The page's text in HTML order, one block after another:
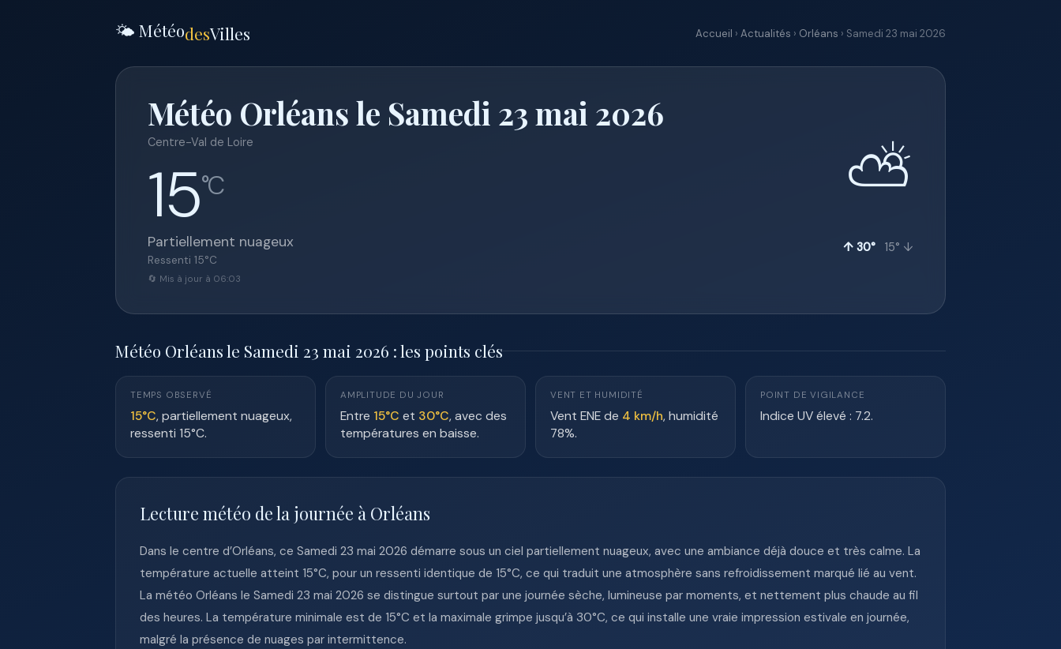
🌤️ MétéodesVilles Accueil › Actualités › Orléans › Samedi 23 mai 2026
Météo Orléans le Samedi 23 mai 2026
Centre-Val de Loire
15°C
Partiellement nuageux
Ressenti 15°C
🔄 Mis à jour à 06:03
⛅
↑ 30° 15° ↓
Météo Orléans le Samedi 23 mai 2026 : les points clés
TEMPS OBSERVÉ
15°C, partiellement nuageux,
ressenti 15°C.
AMPLITUDE DU JOUR
Entre 15°C et 30°C, avec des
températures en baisse.
VENT ET HUMIDITÉ
Vent ENE de 4 km/h, humidité
78%.
POINT DE VIGILANCE
Indice UV élevé : 7.2.
Lecture météo de la journée à Orléans
Dans le centre d’Orléans, ce Samedi 23 mai 2026 démarre sous un ciel partiellement nuageux, avec une ambiance déjà douce et très calme. La
température actuelle atteint 15°C, pour un ressenti identique de 15°C, ce qui traduit une atmosphère sans refroidissement marqué lié au vent.
La météo Orléans le Samedi 23 mai 2026 se distingue surtout par une journée sèche, lumineuse par moments, et nettement plus chaude au fil
des heures. La température minimale est de 15°C et la maximale grimpe jusqu’à 30°C, ce qui installe une vraie impression estivale en journée,
malgré la présence de nuages par intermittence.